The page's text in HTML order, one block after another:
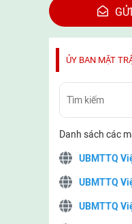
ỦY BAN MẶT
Danh sách các
UBMTTQ
UBMTTQ
UBMTTQ